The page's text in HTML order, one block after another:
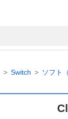
Switch ソフト